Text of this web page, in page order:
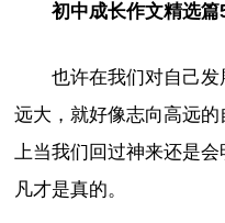
初中成长作文精选篇
也许在我们对自己
远大，就好像志向高远
上当我们回过神来还是
凡才是真的。